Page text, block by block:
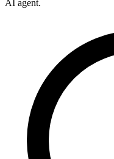
AI agent.